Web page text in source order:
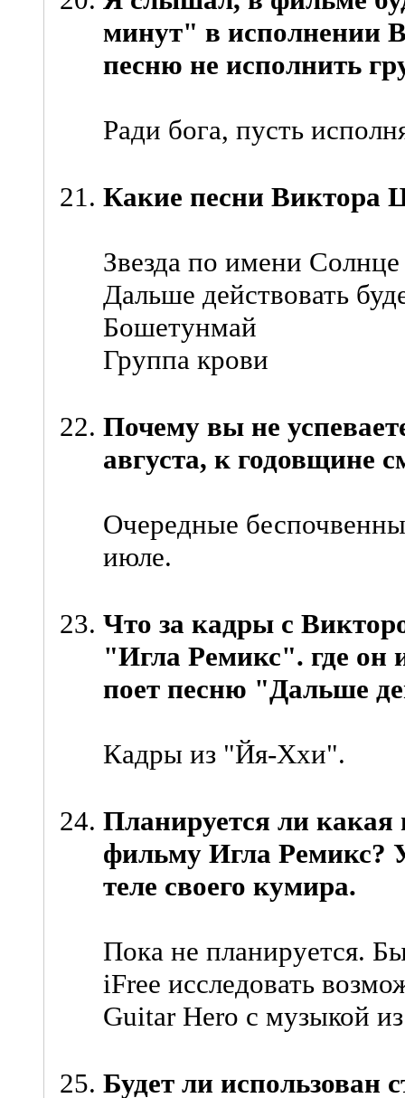
минут" в исполнении
песню не исполнить
Ради бога, пусть
Какие песни Виктора
Звезда по имени Солнце
Дальше действовать
Бошетунмай
Группа крови
Почему вы не
августа, к годовщине
Очередные
июле.
Что за кадры с
"Игла Ремикс". где он
поет песню "Дальше
Кадры из "Йя-Ххи".
Планируется ли
фильму Игла Ремикс?
теле своего кумира.
Пока не планируется.
iFree исследовать
Guitar Hero с музыкой
Будет ли использован